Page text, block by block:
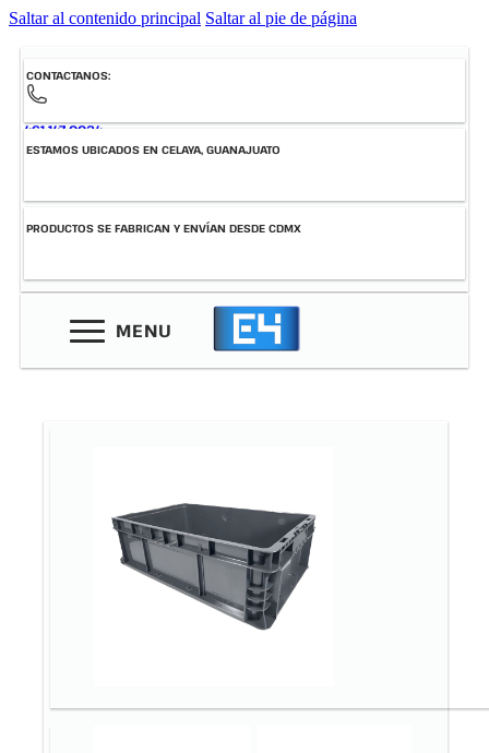
Saltar al contenido principal Saltar al pie de página
CONTACTANOS:
461-147-0034
ESTAMOS UBICADOS EN CELAYA, GUANAJUATO
PRODUCTOS SE FABRICAN Y ENVÍAN DESDE CDMX
MENU